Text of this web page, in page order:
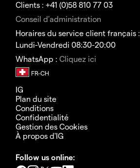
Clients : +41 (0)58 810 77 03
Conseil d'administration
Horaires du service client français :
Lundi-Vendredi 08:30-20:00
WhatsApp : Cliquez ici
IG
Plan du site
Conditions
Confidentialité
Gestion des Cookies
À propos d'IG
Follow us online: